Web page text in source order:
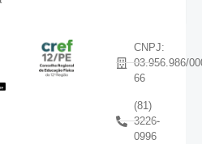
CNPJ:
03.956.986/
66
(81)
3226-
0996